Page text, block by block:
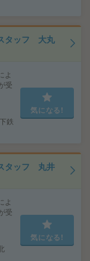
タッフ 大丸
よ
受
鉄
気になる!
タッフ 丸井
よ
受
気になる!